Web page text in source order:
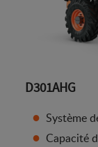
D301AHG
Système
Capacité